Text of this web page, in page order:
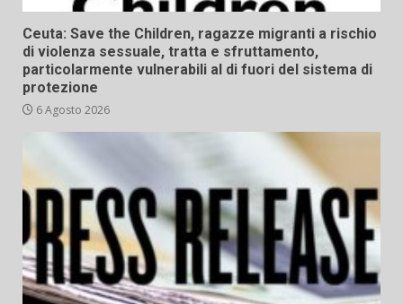
Ceuta: Save the Children, ragazze migranti a rischio
di violenza sessuale, tratta e sfruttamento,
particolarmente vulnerabili al di fuori del sistema di
protezione
6 Agosto 2026